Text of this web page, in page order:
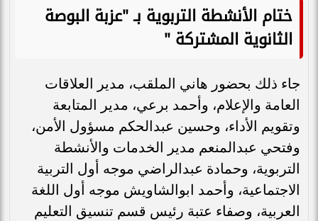
ختام الأنشطة التربوية بـ "عزبة البوصة
الثانوية المشتركة "
جاء ذلك بحضور هاني الملقب، مدير العلاقات
العامة والإعلام، وأحمد برعي، مدير المتابعة
وتقويم الأداء، وحسين عبدالحكم مسؤول الأمن،
وفتحي عبدالمنعم مدير الخدمات والأنشطة
التربوية، وحمادة عبدالراضي موجه أول التربية
الاجتماعية، وأحمد ابوالشاويش موجه أول اللغة
العربية، وصفاء عتبة رئيس قسم تنسيق التعليم